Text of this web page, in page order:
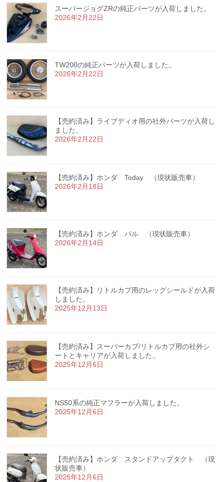
スーパージョグZRの純正パーツが入荷しました。
2026年2月22日
TW200の純正パーツが入荷しました。
2026年2月22日
【売約済み】ライブディオ用の社外パーツが入荷し
ました。
2026年2月22日
【売約済み】ホンダ Today （現状販売車）
2026年2月18日
【売約済み】ホンダ パル （現状販売車）
2026年2月14日
【売約済み】リトルカブ用のレッグシールドが入荷
しました。
2025年12月13日
【売約済み】スーパーカブ/リトルカブ用の社外シ
ートとキャリアが入荷しました。
2025年12月6日
NS50系の純正マフラーが入荷しました。
2025年12月6日
【売約済み】ホンダ スタンドアップタクト （現
状販売車）
2025年12月6日